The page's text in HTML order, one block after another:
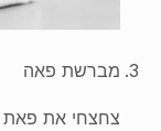
מברשת פאה
צחצחי את פאת